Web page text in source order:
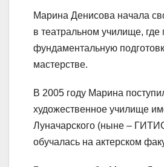
Марина Денисова начала
в театральном училище, где
фундаментальную
мастерстве.
В 2005 году Марина
художественное училище
Луначарского (ныне –
обучалась на актерском